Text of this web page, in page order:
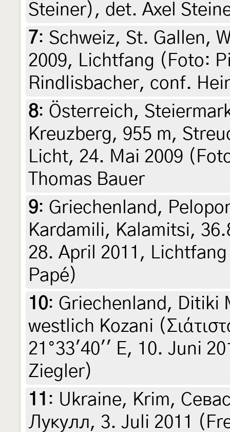
Steiner), det. Axel
7: Schweiz, St. Gallen,
2009, Lichtfang (Foto:
Rindlisbacher, conf.
8: Österreich,
Kreuzberg, 955 m,
Licht, 24. Mai 2009
Thomas Bauer
9: Griechenland,
Kardamili, Kalamitsi,
28. April 2011,
Papé)
10: Griechenland, Ditiki
westlich Kozani
21°33'40'' E, 10. Juni
Ziegler)
11 : Ukraine, Krim,
Лукулл, 3. Juli 2011